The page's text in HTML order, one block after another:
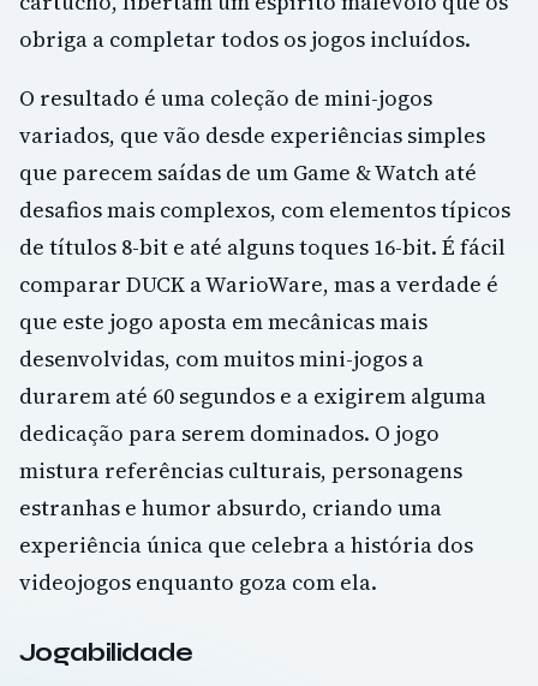
obriga a completar todos os jogos incluídos.
O resultado é uma coleção de mini-jogos
variados, que vão desde experiências simples
que parecem saídas de um Game & Watch até
desafios mais complexos, com elementos típicos
de títulos 8-bit e até alguns toques 16-bit. É fácil
comparar DUCK a WarioWare, mas a verdade é
que este jogo aposta em mecânicas mais
desenvolvidas, com muitos mini-jogos a
durarem até 60 segundos e a exigirem alguma
dedicação para serem dominados. O jogo
mistura referências culturais, personagens
estranhas e humor absurdo, criando uma
experiência única que celebra a história dos
videojogos enquanto goza com ela.
Jogabilidade